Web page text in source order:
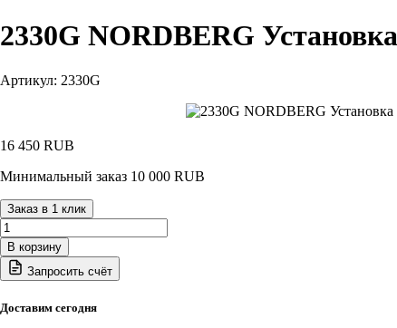
2330G NORDBERG
Артикул: 2330G
16 450 RUB
Минимальный заказ 10 000 RUB
Заказ в 1 клик
Количество
товара
2330G
NORDBERG
для
В корзину
Запросить счёт
Доставим сегодня